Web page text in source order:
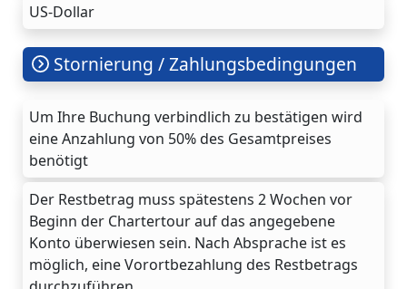
US-Dollar
Stornierung / Zahlungsbedingungen
Um Ihre Buchung verbindlich zu bestätigen wird
eine Anzahlung von 50% des Gesamtpreises
benötigt
Der Restbetrag muss spätestens 2 Wochen vor
Beginn der Chartertour auf das angegebene
Konto überwiesen sein. Nach Absprache ist es
möglich, eine Vorortbezahlung des Restbetrags